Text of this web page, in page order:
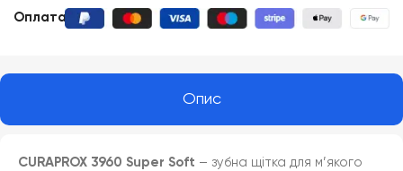
Оплата
Опис
CURAPROX 3960 Super Soft – зубна щітка для м’якого